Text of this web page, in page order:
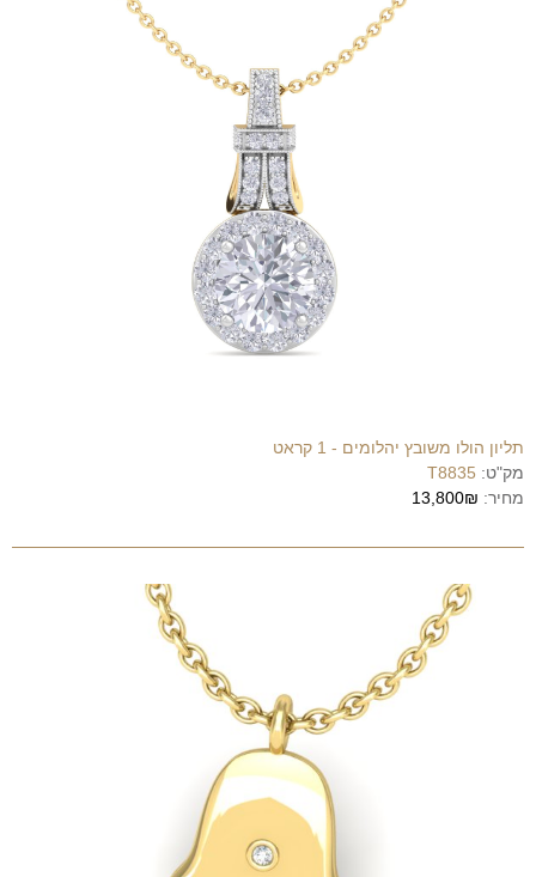
תליון הולו משובץ יהלומים - 1 קראט
מק"ט: T8835
מחיר: 13,800₪